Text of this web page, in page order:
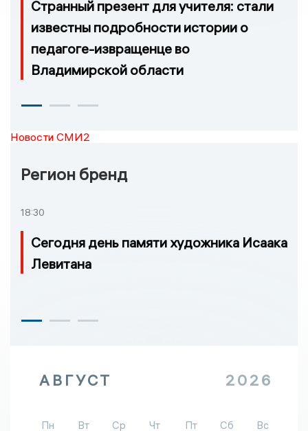
Странный презент для учителя: стали
известны подробности истории о
педагоге-извращенце во
Владимирской области
Новости СМИ2
Регион бренд
18:30
Сегодня день памяти художника Исаака
Левитана
АВГУСТ 2026
Пн Вт Ср Чт Пт Сб Вс